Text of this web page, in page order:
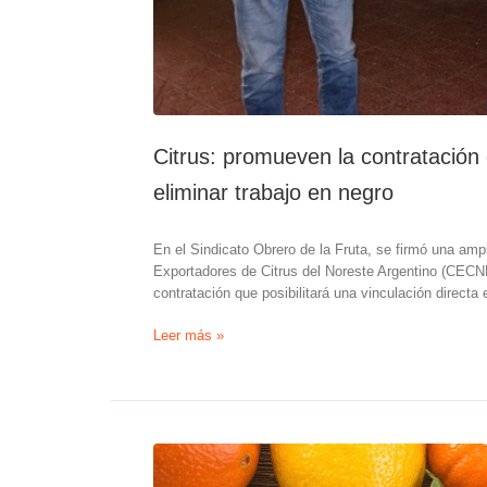
Citrus: promueven la
eliminar trabajo en negro
En el Sindicato Obrero de la Fruta, se firmó una
Exportadores de Citrus del Noreste Argentino
contratación que posibilitará una vinculación
Citrus:
contratación
entre
empresarios
Leer más »